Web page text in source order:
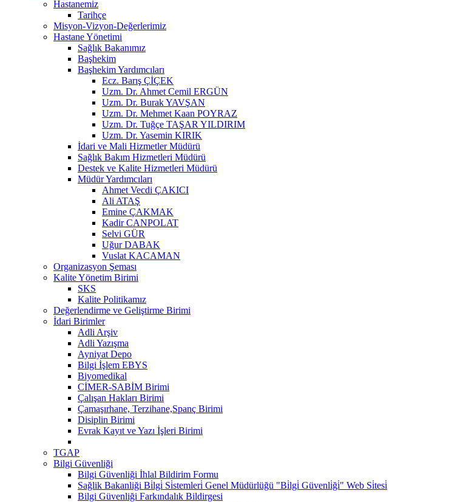
Hastanemiz
Tarihçe
Misyon-Vizyon-Değerlerimiz
Hastane Yönetimi
Sağlık Bakanımız
Başhekim
Başhekim Yardımcıları
Ecz. Barış ÇİÇEK
Uzm. Dr. Ahmet Cemil ERGÜN
Uzm. Dr. Burak YAVŞAN
Uzm. Dr. Mehmet Kaan POYRAZ
Uzm. Dr. Tuğçe TAŞAR YILDIRIM
Uzm. Dr. Yasemin KIRIK
İdari ve Mali Hizmetler Müdürü
Sağlık Bakım Hizmetleri Müdürü
Destek ve Kalite Hizmetleri Müdürü
Müdür Yardımcıları
Ahmet Vecdi ÇAKICI
Ali ATAŞ
Emine ÇAKMAK
Kadir CANPOLAT
Selvi GÜR
Uğur DABAK
Vuslat KACAMAN
Organizasyon Şeması
Kalite Yönetim Birimi
SKS
Kalite Politikamız
Değerlendirme ve Geliştirme Birimi
İdari Birimler
Adli Arşiv
Adli Yazışma
Ayniyat Depo
Bilgi İşlem EBYS
Biyomedikal
CİMER-SABİM Birimi
Çalışan Hakları Birimi
Çamaşırhane, Terzihane,Spanç Birimi
Disiplin Birimi
Evrak Kayıt ve Yazı İşleri Birimi
TGAP
Bilgi Güvenliği
Bilgi Güvenliği İhlal Bildirim Formu
Sağlik Bakanliği Bi̇lgi̇ Si̇stemleri̇ Genel Müdürlüğü "Bi̇lgi̇ Güvenli̇ği̇" Web Si̇tesi̇
Bilgi Güvenliği Farkındalık Bildirgesi